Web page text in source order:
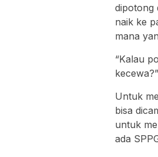
dipotong
naik ke
mana
“Kalau
kecewa?”
Untuk
bisa
untuk
ada